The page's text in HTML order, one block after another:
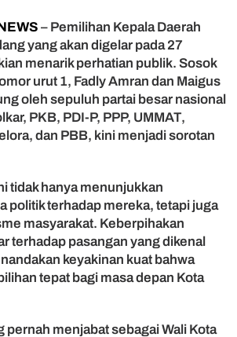
N
a
s
M
a
k
S
o
d
,
k
– Pemilihan Kepala Daerah
yang akan digelar pada 27
menarik perhatian publik. Sosok
urut 1, Fadly Amran dan Maigus
oleh sepuluh partai besar nasional
PKB, PDI-P, PPP, UMMAT,
dan PBB, kini menjadi sorotan
tidak hanya menunjukkan
politik terhadap mereka, tetapi juga
masyarakat. Keberpihakan
terhadap pasangan yang dikenal
keyakinan kuat bahwa
tepat bagi masa depan Kota
pernah menjabat sebagai Wali Kota